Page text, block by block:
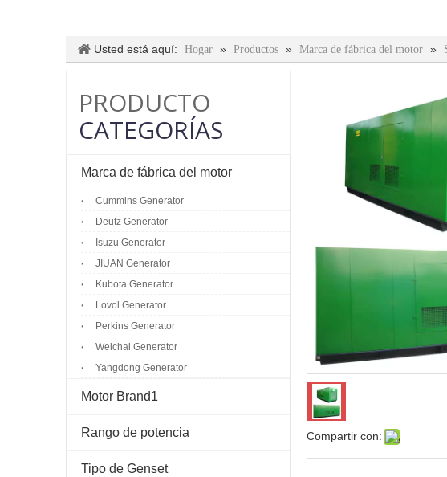
Usted está aquí: Hogar » Productos » Marca de fábrica del motor »
PRODUCTO
CATEGORÍAS
Marca de fábrica del motor
Cummins Generator
Deutz Generator
Isuzu Generator
JIUAN Generator
Kubota Generator
Lovol Generator
Perkins Generator
Weichai Generator
Yangdong Generator
Motor Brand1
Rango de potencia
Tipo de Genset
Compartir con: